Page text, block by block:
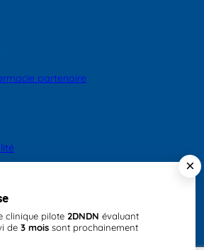
partenaire
– Tous droits réservés
×
clinique pilote 2DNDN évaluant
de 3 mois sont prochainement